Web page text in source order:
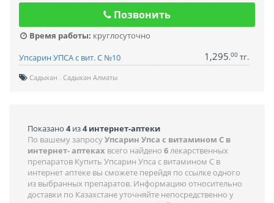
Позвонить
Время работы: круглосуточно
Упсарин УПСА с вит. С №10
1,295.00 тг.
Садыхан Садыхан Алматы
Показано 4из4 интернет-аптеки
По вашему запросуУпсарин Упса с витамином C в
интернет- аптеках всего найдено 6лекарственных
препаратов Купить Упсарин Упса с витамином C в
интернет аптеке вы сможете перейдя по ссылке одного
из выбранных препаратов. Информацию относительно
доставки по Казахстанe уточняйте непосредственно у